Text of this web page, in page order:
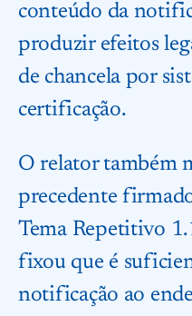
conteúdo da
produzir efeitos
de chancela por
certificação.
O relator também
precedente
Tema Repetitivo
fixou que é
notificação ao